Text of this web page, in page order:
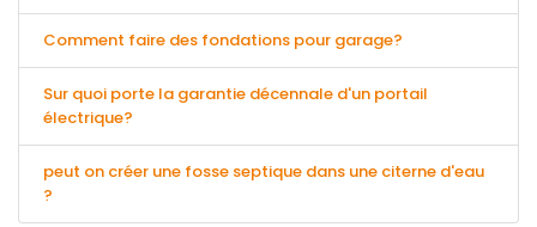
Comment faire des fondations pour garage?
Sur quoi porte la garantie décennale d'un portail
électrique?
peut on créer une fosse septique dans une citerne d'eau
?